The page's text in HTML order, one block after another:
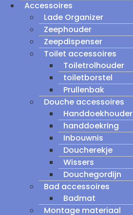
Accessoires
Lade Organizer
Zeephouder
Zeepdispenser
Toilet accessoires
Toiletrolhouder
toiletborstel
Prullenbak
Douche accessoires
Handdoekhouder
handdoekring
Inbouwnis
Doucherekje
Wissers
Douchegordijn
Bad accessoires
Badmat
Montage materiaal